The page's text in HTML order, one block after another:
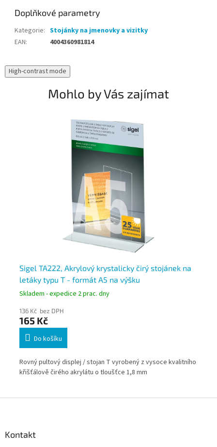
Doplňkové parametry
Kategorie: Stojánky na jmenovky a vizitky
EAN: 4004360981814
High-contrast mode
Mohlo by Vás zajímat
Sigel TA222, Akrylový krystalicky čirý stojánek na
letáky typu T - formát A5 na výšku
Skladem - expedice 2 prac. dny
136 Kč bez DPH
165 Kč
Do košíku
Rovný pultový displej / stojan T vyrobený z vysoce kvalitního
křišťálově čirého akrylátu o tloušťce 1,8 mm
Kontakt